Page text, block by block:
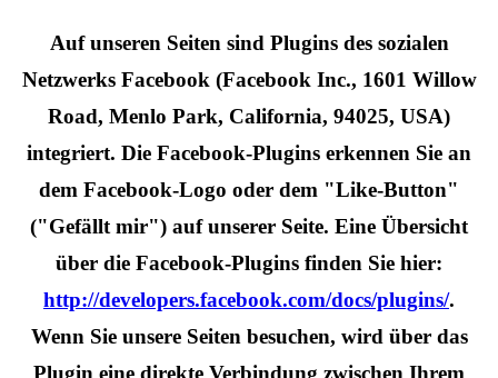
Auf unseren Seiten sind Plugins des sozialen
Netzwerks Facebook (Facebook Inc., 1601 Willow
Road, Menlo Park, California, 94025, USA)
integriert. Die Facebook-Plugins erkennen Sie an
dem Facebook-Logo oder dem "Like-Button"
("Gefällt mir") auf unserer Seite. Eine Übersicht
über die Facebook-Plugins finden Sie hier:
http://developers.facebook.com/docs/plugins/.
Wenn Sie unsere Seiten besuchen, wird über das
Plugin eine direkte Verbindung zwischen Ihrem